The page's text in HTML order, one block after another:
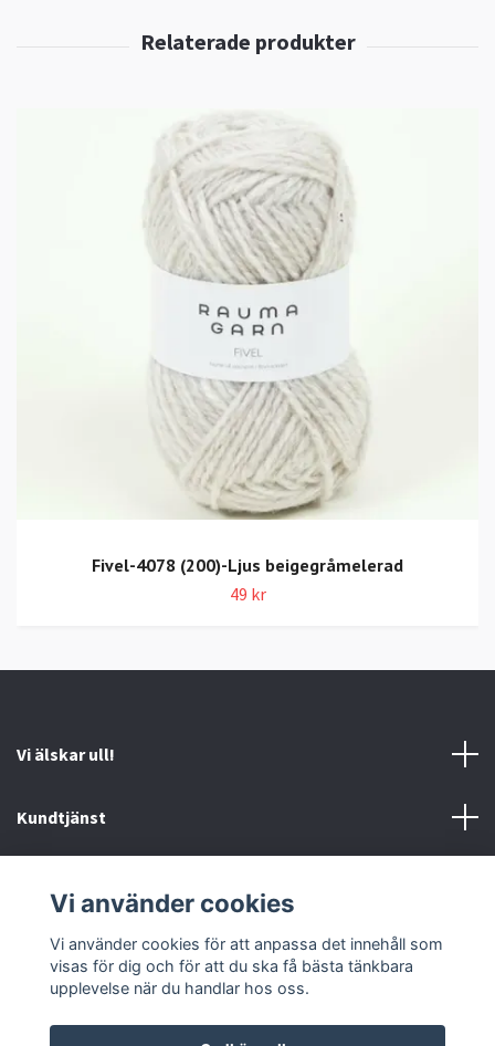
Fivel-4078 (200)-Ljus beigegråmelerad
49 kr
Vi älskar ull!
Kundtjänst
Sociala medier
Vi använder cookies
Vi använder cookies för att anpassa det innehåll som
visas för dig och för att du ska få bästa tänkbara
upplevelse när du handlar hos oss.